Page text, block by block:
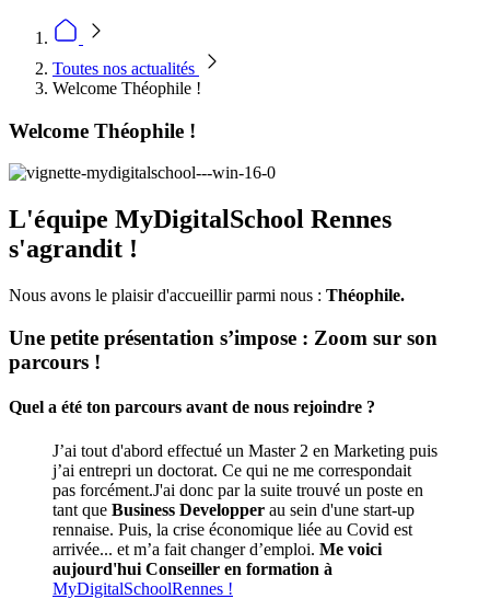
Toutes nos actualités
Welcome Théophile !
Welcome Théophile !
L'équipe MyDigitalSchool Rennes
s'agrandit !
Nous avons le plaisir d'accueillir parmi nous : Théophile.
Une petite présentation s’impose : Zoom sur son
parcours !
Quel a été ton parcours avant de nous rejoindre ?
J’ai tout d'abord effectué un Master 2 en Marketing puis
j’ai entrepri un doctorat. Ce qui ne me correspondait
pas forcément.J'ai donc par la suite trouvé un poste en
tant que Business Developper au sein d'une start-up
rennaise. Puis, la crise économique liée au Covid est
arrivée... et m’a fait changer d’emploi. Me voici
aujourd'hui Conseiller en formation à
MyDigitalSchoolRennes !